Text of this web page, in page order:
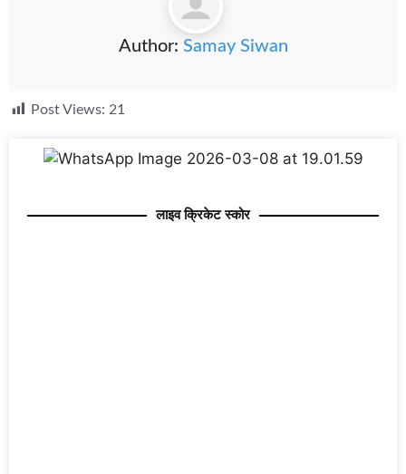
Author: Samay Siwan
Post Views: 21
लाइव क्रिकेट स्कोर